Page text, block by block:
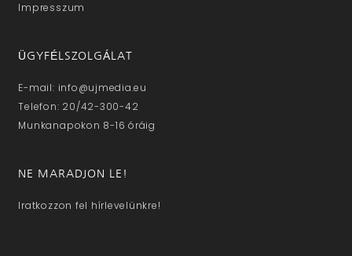
Impresszum
ÜGYFÉLSZOLGÁLAT
E-mail: info@ujmedia.eu
Telefon: 20/42-300-42
Munkanapokon 8-16 óráig
NE MARADJON LE!
Iratkozzon fel hírlevelünkre!